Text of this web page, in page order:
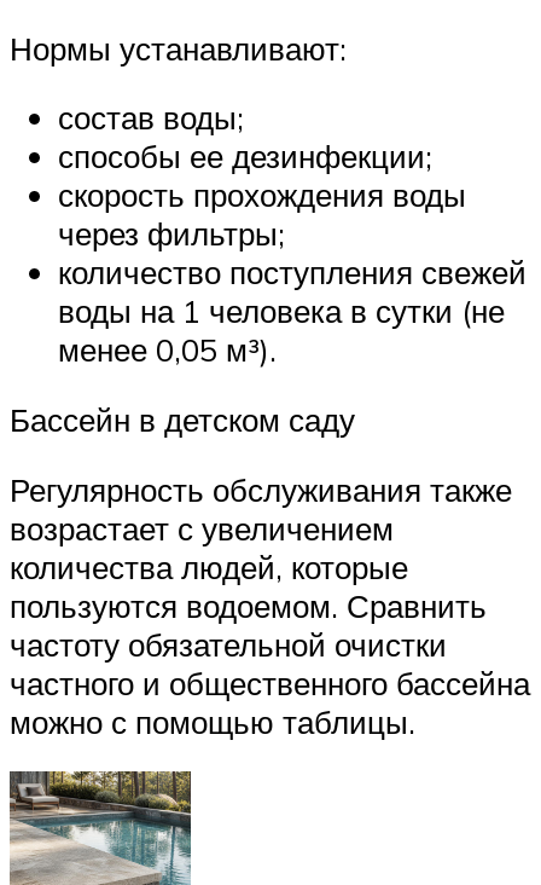
Нормы устанавливают:
состав воды;
способы ее дезинфекции;
скорость прохождения воды
через фильтры;
количество поступления свежей
воды на 1 человека в сутки (не
менее 0,05 м³).
Бассейн в детском саду
Регулярность обслуживания также
возрастает с увеличением
количества людей, которые
пользуются водоемом. Сравнить
частоту обязательной очистки
частного и общественного бассейна
можно с помощью таблицы.